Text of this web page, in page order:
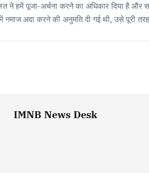
ने हमें पूजा-अर्चना करने का अधिकार दिया है और
अदा करने की अनुमति दी गई थी, उसे पूरी तरह
IMNB News Desk